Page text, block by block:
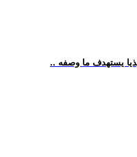
يستهدف ما وصفه